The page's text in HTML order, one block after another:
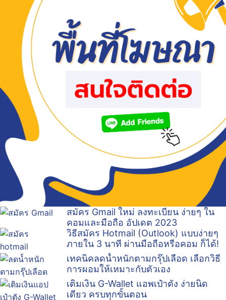
สมัคร Gmail ใหม่ ลงทะเบียน ง่ายๆ ใน
คอมและมือถือ อัปเดต 2023
วิธีสมัคร Hotmail (Outlook) แบบง่ายๆ
ภายใน 3 นาที ผ่านมือถือหรือคอม ก็ได้!
เทคนิคลดน้ำหนักตามกรุ๊ปเลือด เลือกวิธี
การผอมให้เหมาะกับตัวเอง
เติมเงิน G-Wallet แอพเป๋าตัง ง่ายนิด
เดียว ครบทุกขั้นตอน